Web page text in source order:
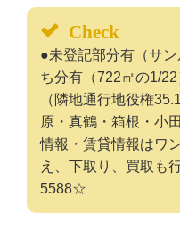
Check
●未登記部分有（サ
ち分有（722㎡の1/
（隣地通行地役権
原・真鶴・箱根・小
情報・賃貸情報はワ
え、下取り、買取も
5588☆